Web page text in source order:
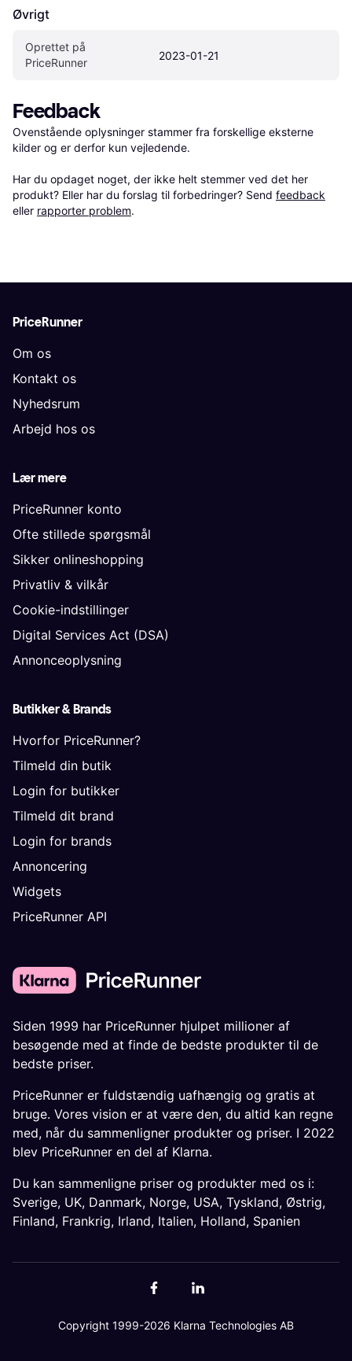
Øvrigt
Oprettet på
PriceRunner
2023-01-21
Feedback
Ovenstående oplysninger stammer fra forskellige eksterne
kilder og er derfor kun vejledende.
Har du opdaget noget, der ikke helt stemmer ved det her
produkt? Eller har du forslag til forbedringer? Send feedback
eller rapporter problem.
PriceRunner
Om os
Kontakt os
Nyhedsrum
Arbejd hos os
Lær mere
PriceRunner konto
Ofte stillede spørgsmål
Sikker onlineshopping
Privatliv & vilkår
Cookie-indstillinger
Digital Services Act (DSA)
Annonceoplysning
Butikker & Brands
Hvorfor PriceRunner?
Tilmeld din butik
Login for butikker
Tilmeld dit brand
Login for brands
Annoncering
Widgets
PriceRunner API
Siden 1999 har PriceRunner hjulpet millioner af
besøgende med at finde de bedste produkter til de
bedste priser.
PriceRunner er fuldstændig uafhængig og gratis at
bruge. Vores vision er at være den, du altid kan regne
med, når du sammenligner produkter og priser. I 2022
blev PriceRunner en del af Klarna.
Du kan sammenligne priser og produkter med os i:
Sverige, UK, Danmark, Norge, USA, Tyskland, Østrig,
Finland, Frankrig, Irland, Italien, Holland, Spanien
Copyright 1999-2026 Klarna Technologies AB